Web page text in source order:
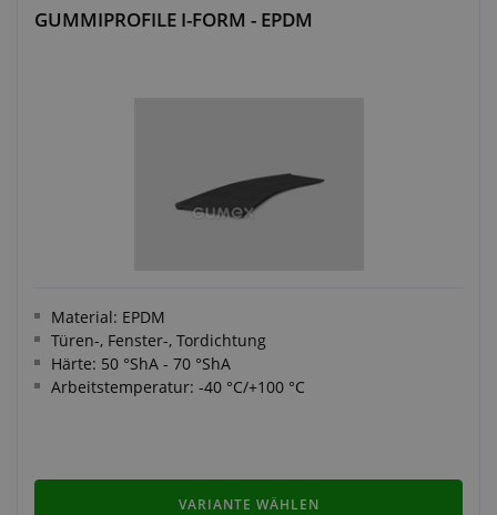
GUMMIPROFILE I-FORM - EPDM
Material: EPDM
Türen-, Fenster-, Tordichtung
Härte: 50 °ShA - 70 °ShA
Arbeitstemperatur: -40 °C/+100 °C
VARIANTE WÄHLEN